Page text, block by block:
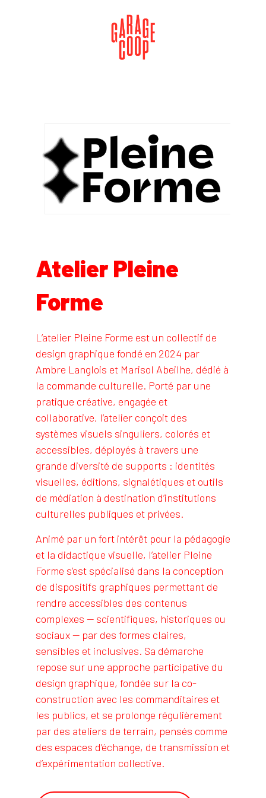
Atelier Pleine
Forme
L’atelier Pleine Forme est un collectif de
design graphique fondé en 2024 par
Ambre Langlois et Marisol Abeilhe, dédié à
la commande culturelle. Porté par une
pratique créative, engagée et
collaborative, l’atelier conçoit des
systèmes visuels singuliers, colorés et
accessibles, déployés à travers une
grande diversité de supports : identités
visuelles, éditions, signalétiques et outils
de médiation à destination d’institutions
culturelles publiques et privées.
Animé par un fort intérêt pour la pédagogie
et la didactique visuelle, l’atelier Pleine
Forme s’est spécialisé dans la conception
de dispositifs graphiques permettant de
rendre accessibles des contenus
complexes — scientifiques, historiques ou
sociaux — par des formes claires,
sensibles et inclusives. Sa démarche
repose sur une approche participative du
design graphique, fondée sur la co-
construction avec les commanditaires et
les publics, et se prolonge régulièrement
par des ateliers de terrain, pensés comme
des espaces d’échange, de transmission et
d’expérimentation collective.